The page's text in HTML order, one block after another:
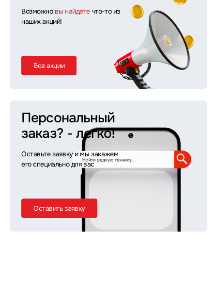
Возможно вы найдете что-то из
наших акций!
Все акции
Персональный
заказ? - легко!
Оставьте заявку и мы закажем
его специально для вас
Оставить заявку